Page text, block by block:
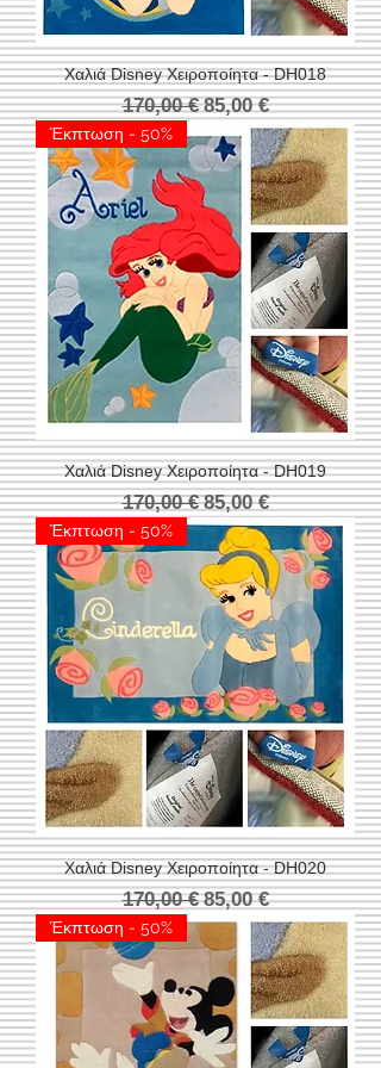
Χαλιά Disney Χειροποίητα - DH018
Κανονική τιμή
170,00 €Τιμή Έκπτωσης
85,00 €
Έκπτωση - 50%
Χαλιά Disney Χειροποίητα - DH019
Κανονική τιμή
170,00 €Τιμή Έκπτωσης
85,00 €
Έκπτωση - 50%
Χαλιά Disney Χειροποίητα - DH020
Κανονική τιμή
170,00 €Τιμή Έκπτωσης
85,00 €
Έκπτωση - 50%